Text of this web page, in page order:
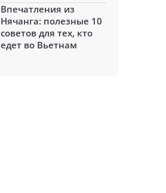
Впечатления из
Нячанга: полезные 10
советов для тех, кто
едет во Вьетнам